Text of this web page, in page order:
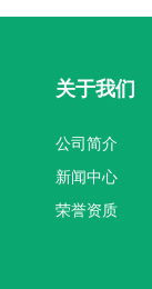
关于我们
公司简介
新闻中心
荣誉资质